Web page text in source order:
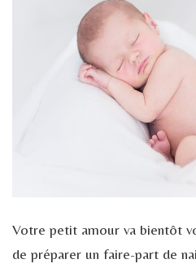
Votre petit amour va bientôt
de préparer un faire-part de